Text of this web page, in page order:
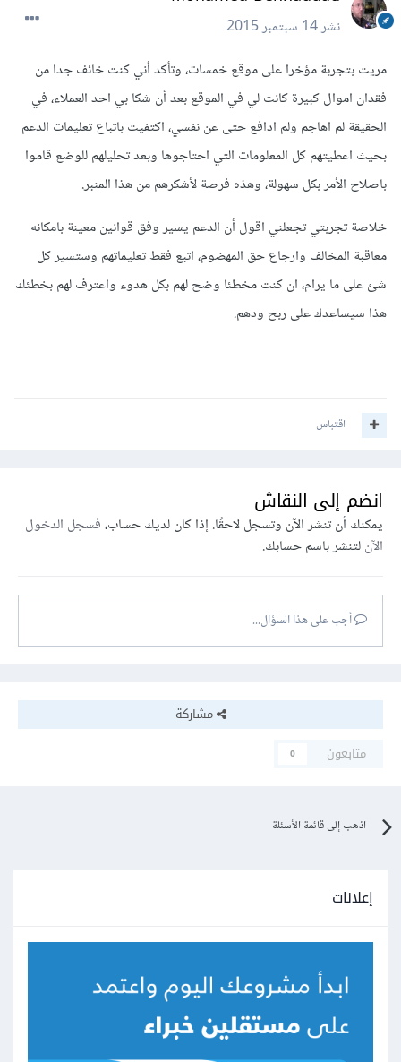
نشر14 سبتمبر 2015
مريت بتجربة مؤخرا على موقع خمسات، وتأكد أني كنت خائف جدا من
فقدان اموال كبيرة كانت لي في الموقع بعد أن شكا بي احد العملاء، في
الحقيقة لم اهاجم ولم ادافع حتى عن نفسي، اكتفيت باتباع تعليمات الدعم
بحيث اعطيتهم كل المعلومات التي احتاجوها وبعد تحليلهم للوضع قاموا
باصلاح الأمر بكل سهولة، وهذه فرصة لأشكرهم من هذا المنبر.
خلاصة تجربتي تجعلني اقول أن الدعم يسير وفق قوانين معينة بامكانه
معاقبة المخالف وارجاع حق المهضوم، اتبع فقط تعليماتهم وستسير كل
شئ على ما يرام، ان كنت مخطئا وضح لهم بكل هدوء واعترف لهم بخطئك
هذا سيساعدك على ربح ودهم.
اقتباس
انضم إلى النقاش
يمكنك أن تنشر الآن وتسجل لاحقًا. إذا كان لديك حساب،فسجل الدخول
الآنلتنشر باسم حسابك.
أجب على هذا السؤال...
مشاركة
متابعون
0
اذهب إلى قائمة الأسئلة
إعلانات